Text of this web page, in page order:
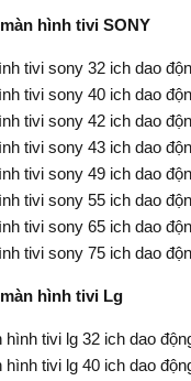
hình tivi SONY
sony 32 ich dao
sony 40 ich dao
sony 42 ich dao
sony 43 ich dao
sony 49 ich dao
sony 55 ich dao
sony 65 ich dao
sony 75 ich dao
hình tivi Lg
tivi lg 32 ich dao động
tivi lg 40 ich dao động